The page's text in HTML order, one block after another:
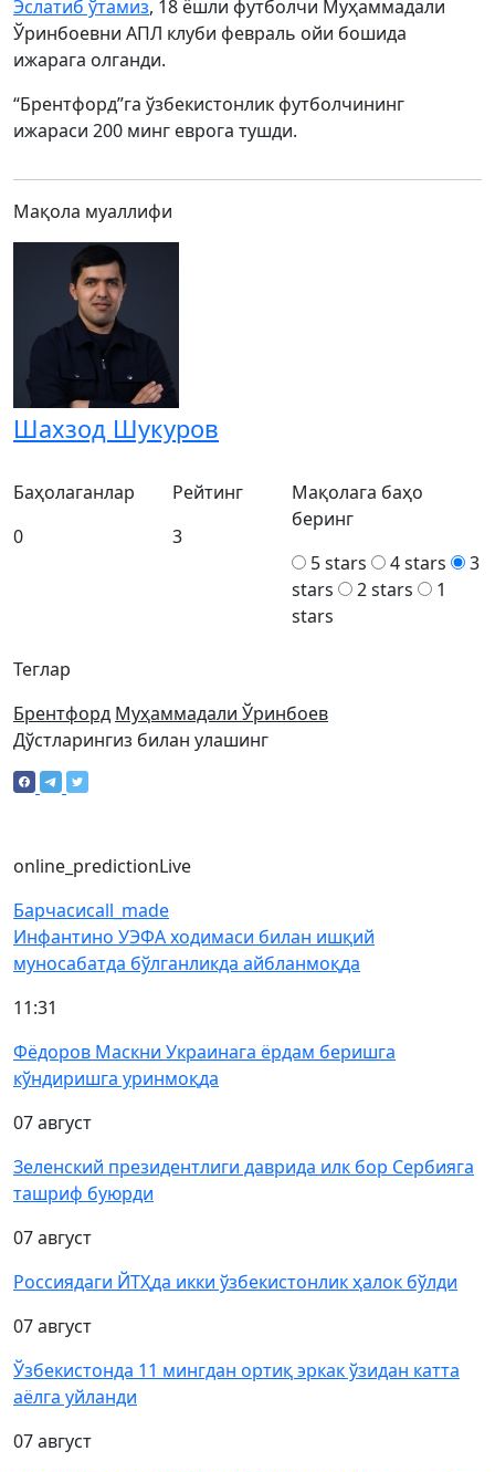
Эслатиб ўтамиз, 18 ёшли футболчи Муҳаммадали
Ўринбоевни АПЛ клуби февраль ойи бошида
ижарага олганди.
“Брентфорд”га ўзбекистонлик футболчининг
ижараси 200 минг еврога тушди.
Мақола муаллифи
Шахзод Шукуров
Теглар
Брентфорд Муҳаммадали Ўринбоев
Баҳолаганлар
0
Рейтинг
3
Мақолага баҳо
беринг
5 stars
4 stars
3
stars
2 stars
1
stars
Дўстларингиз билан улашинг
online_predictionLive
Барчасиcall_made
Инфантино УЭФА ходимаси билан ишқий
муносабатда бўлганликда айбланмоқда
11:31
Фёдоров Маскни Украинага ёрдам беришга
кўндиришга уринмоқда
07 август
Зеленский президентлиги даврида илк бор Сербияга
ташриф буюрди
07 август
Россиядаги ЙТҲда икки ўзбекистонлик ҳалок бўлди
07 август
Ўзбекистонда 11 мингдан ортиқ эркак ўзидан катта
аёлга уйланди
07 август